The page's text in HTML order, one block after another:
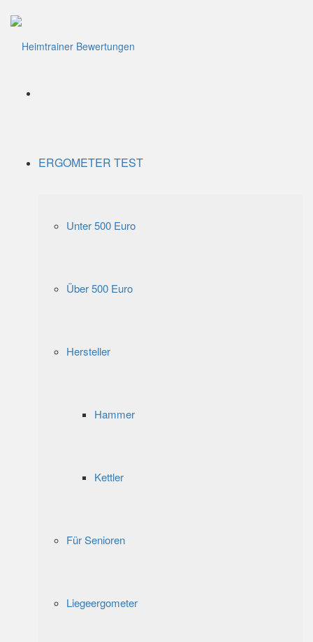
ERGOMETER TEST
Unter 500 Euro
Über 500 Euro
Hersteller
Hammer
Kettler
Für Senioren
Liegeergometer